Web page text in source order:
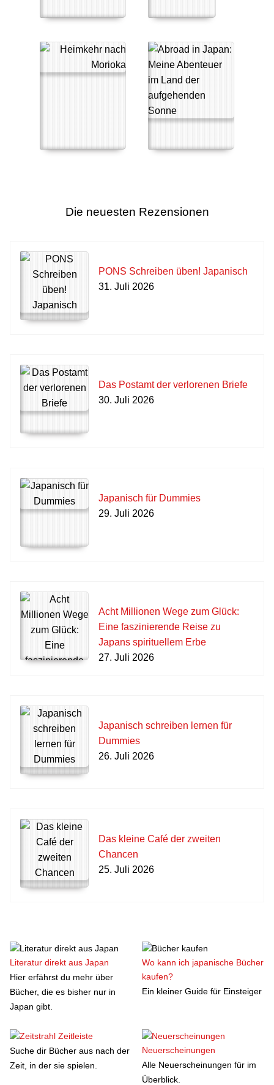
Die neuesten Rezensionen
PONS Schreiben üben! Japanisch
31. Juli 2026
Das Postamt der verlorenen Briefe
30. Juli 2026
Japanisch für Dummies
29. Juli 2026
Acht Millionen Wege zum Glück:
Eine faszinierende Reise zu
Japans spirituellem Erbe
27. Juli 2026
Japanisch schreiben lernen für
Dummies
26. Juli 2026
Das kleine Café der zweiten
Chancen
25. Juli 2026
Literatur direkt aus Japan
Hier erfährst du mehr über
Bücher, die es bisher nur in
Japan gibt.
Wo kann ich japanische Bücher
kaufen?
Ein kleiner Guide für Einsteiger
Zeitleiste
Suche dir Bücher aus nach der
Zeit, in der sie spielen.
Neuerscheinungen
Alle Neuerscheinungen für im
Überblick.